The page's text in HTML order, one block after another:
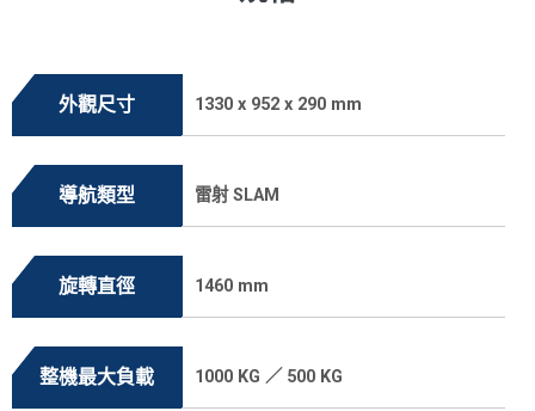
外觀尺寸 1330 x 952 x 290 mm
導航類型 雷射 SLAM
旋轉直徑 1460 mm
整機最大負載 1000 KG ／ 500 KG